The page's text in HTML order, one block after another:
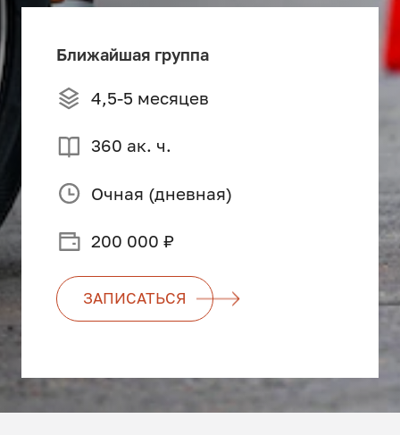
Ближайшая группа
4,5-5 месяцев
360 ак. ч.
Очная (дневная)
200 000 ₽
ЗАПИСАТЬСЯ